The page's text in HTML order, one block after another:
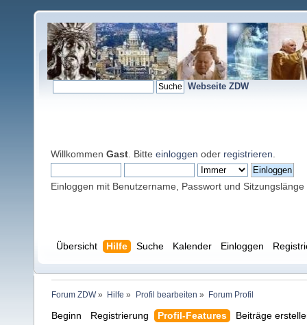
Webseite ZDW
Willkommen Gast . Bitte einloggen oder registrieren
Einloggen mit Benutzername, Passwort und Sitzungslänge
Übersicht Hilfe Suche Kalender Einloggen
Forum ZDW» Hilfe » Profil bearbeiten » Forum Profil
Beginn Registrierung Profil-Features Beiträge